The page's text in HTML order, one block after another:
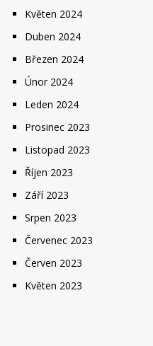
Květen 2024
Duben 2024
Březen 2024
Únor 2024
Leden 2024
Prosinec 2023
Listopad 2023
Říjen 2023
Září 2023
Srpen 2023
Červenec 2023
Červen 2023
Květen 2023